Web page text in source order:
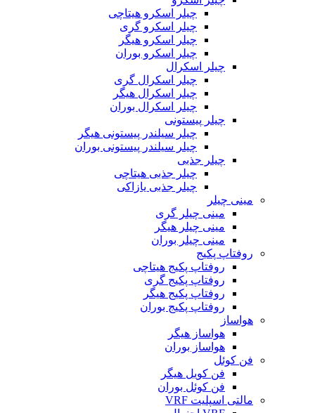
چیلر اسکرو هیتاچی
چیلر اسکرو گری
چیلر اسکرو هیگر
چیلر اسکرو بوران
چیلر اسکرال
چیلر اسکرال گری
چیلر اسکرال هیگر
چیلر اسکرال بوران
چیلر پیستونی
چیلر سیلندر پیستونی هیگر
چیلر سیلندر پیستونی بوران
چیلر جذبی
چیلر جذبی هیتاچی
چیلر جذبی یازاکی
مینی چیلر
مینی چیلر گری
مینی چیلر هیگر
مینی چیلر بوران
روفتاپ پکیج
روفتاپ پکیج هیتاچی
روفتاپ پکیج گری
روفتاپ پکیج هیگر
روفتاپ پکیج بوران
هواساز
هواساز هیگر
هواساز بوران
فن کوئل
فن کویل هیگر
فن کوئل بوران
مالتی اسپلیت VRF